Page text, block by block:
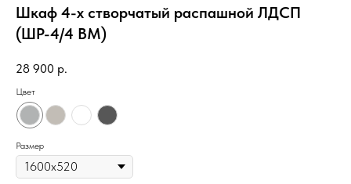
Шкаф 4-х створчатый распашной ЛДСП
(ШР-4/4 ВМ)
28 900 р.
Цвет
Размер